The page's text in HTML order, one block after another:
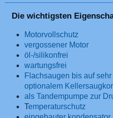
Die wichtigsten
Motorvollschutz
vergossener Motor
öl-/silikonfrei
wartungsfrei
Flachsaugen bis auf
optionalem
als Tandempumpe zur
Temperaturschutz